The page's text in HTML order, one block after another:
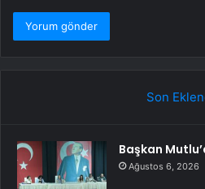
Son
Başkan
Ağustos 6, 2026